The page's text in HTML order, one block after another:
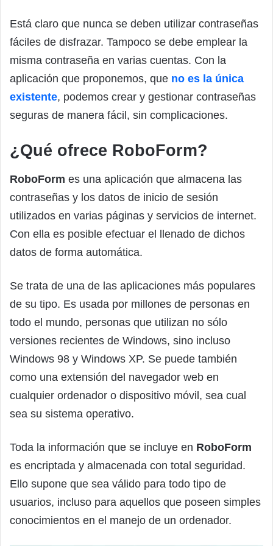
Está claro que nunca se deben utilizar contraseñas
fáciles de disfrazar. Tampoco se debe emplear la
misma contraseña en varias cuentas. Con la
aplicación que proponemos, que no es la única
existente, podemos crear y gestionar contraseñas
seguras de manera fácil, sin complicaciones.
¿Qué ofrece RoboForm?
RoboForm es una aplicación que almacena las
contraseñas y los datos de inicio de sesión
utilizados en varias páginas y servicios de internet.
Con ella es posible efectuar el llenado de dichos
datos de forma automática.
Se trata de una de las aplicaciones más populares
de su tipo. Es usada por millones de personas en
todo el mundo, personas que utilizan no sólo
versiones recientes de Windows, sino incluso
Windows 98 y Windows XP. Se puede también
como una extensión del navegador web en
cualquier ordenador o dispositivo móvil, sea cual
sea su sistema operativo.
Toda la información que se incluye en RoboForm
es encriptada y almacenada con total seguridad.
Ello supone que sea válido para todo tipo de
usuarios, incluso para aquellos que poseen simples
conocimientos en el manejo de un ordenador.